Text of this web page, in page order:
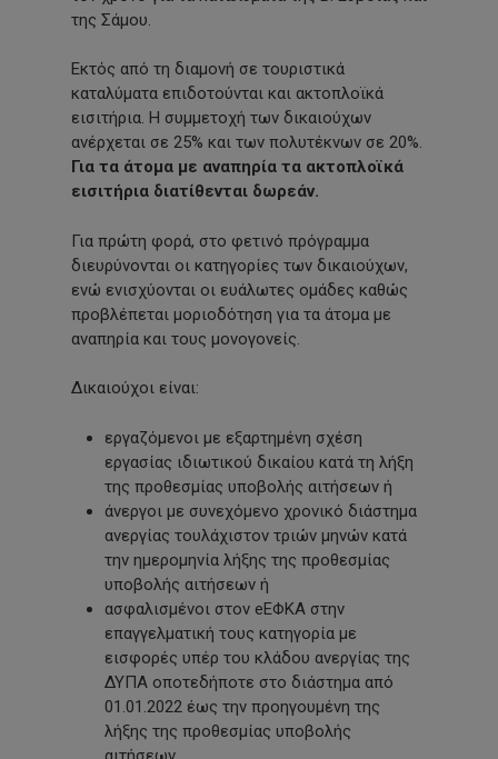
της Σάμου.
Εκτός από τη διαμονή σε τουριστικά
καταλύματα επιδοτούνται και ακτοπλοϊκά
εισιτήρια. Η συμμετοχή των δικαιούχων
ανέρχεται σε 25% και των πολυτέκνων σε 20%.
Για τα άτομα με αναπηρία τα ακτοπλοϊκά
εισιτήρια διατίθενται δωρεάν.
Για πρώτη φορά, στο φετινό πρόγραμμα
διευρύνονται οι κατηγορίες των δικαιούχων,
ενώ ενισχύονται οι ευάλωτες ομάδες καθώς
προβλέπεται μοριοδότηση για τα άτομα με
αναπηρία και τους μονογονείς.
Δικαιούχοι είναι:
εργαζόμενοι με εξαρτημένη σχέση
εργασίας ιδιωτικού δικαίου κατά τη λήξη
της προθεσμίας υποβολής αιτήσεων ή
άνεργοι με συνεχόμενο χρονικό διάστημα
ανεργίας τουλάχιστον τριών μηνών κατά
την ημερομηνία λήξης της προθεσμίας
υποβολής αιτήσεων ή
ασφαλισμένοι στον eEΦΚΑ στην
επαγγελματική τους κατηγορία με
εισφορές υπέρ του κλάδου ανεργίας της
ΔΥΠΑ οποτεδήποτε στο διάστημα από
01.01.2022 έως την προηγουμένη της
λήξης της προθεσμίας υποβολής